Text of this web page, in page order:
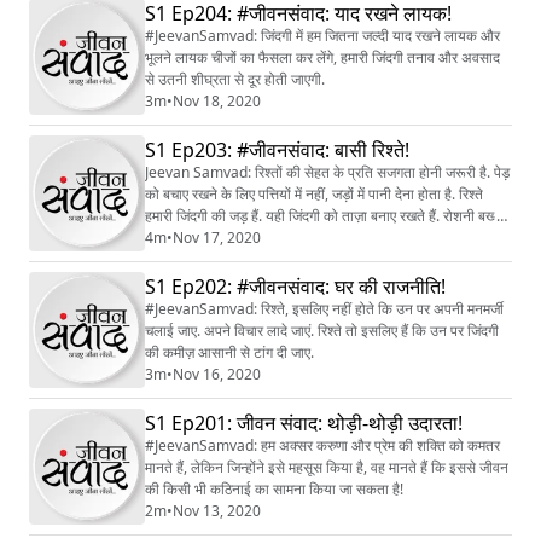
S1 Ep204: #जीवनसंवाद: याद रखने लायक!
#JeevanSamvad: जिंदगी में हम जितना जल्दी याद रखने लायक और
भूलने लायक चीजों का फैसला कर लेंगे, हमारी जिंदगी तनाव और अवसाद
से उतनी शीघ्रता से दूर होती जाएगी.
3m•Nov 18, 2020
S1 Ep203: #जीवनसंवाद: बासी रिश्ते!
Jeevan Samvad: रिश्तों की सेहत के प्रति सजगता होनी जरूरी है. पेड़
को बचाए रखने के लिए पत्तियों में नहीं, जड़ों में पानी देना होता है. रिश्ते
हमारी जिंदगी की जड़ हैं. यही जिंदगी को ताज़ा बनाए रखते हैं. रोशनी बख्शते
हैं.
4m•Nov 17, 2020
S1 Ep202: #जीवनसंवाद: घर की राजनीति!
#JeevanSamvad: रिश्ते, इसलिए नहीं होते कि उन पर अपनी मनमर्जी
चलाई जाए. अपने विचार लादे जाएं. रिश्ते तो इसलिए हैं कि उन पर जिंदगी
की कमीज़ आसानी से टांग दी जाए.
3m•Nov 16, 2020
S1 Ep201: जीवन संवाद: थोड़ी-थोड़ी उदारता!
#JeevanSamvad: हम अक्सर करुणा और प्रेम की शक्ति को कमतर
मानते हैं, लेकिन जिन्होंने इसे महसूस किया है, वह मानते हैं कि इससे जीवन
की किसी भी कठिनाई का सामना किया जा सकता है!
2m•Nov 13, 2020